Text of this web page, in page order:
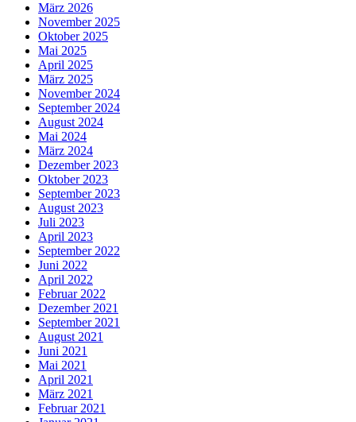
März 2026
November 2025
Oktober 2025
Mai 2025
April 2025
März 2025
November 2024
September 2024
August 2024
Mai 2024
März 2024
Dezember 2023
Oktober 2023
September 2023
August 2023
Juli 2023
April 2023
September 2022
Juni 2022
April 2022
Februar 2022
Dezember 2021
September 2021
August 2021
Juni 2021
Mai 2021
April 2021
März 2021
Februar 2021